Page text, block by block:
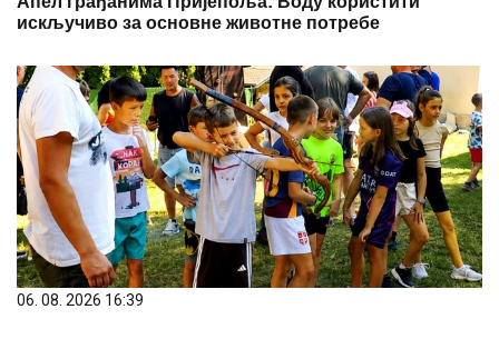
искључиво за основне животне потребе
06. 08. 2026 16:39